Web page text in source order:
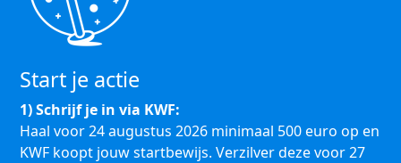
Start je actie
1) Schrijf je in via KWF:
Haal voor 24 augustus 2026 minimaal 500 euro op en
KWF koopt jouw startbewijs. Verzilver deze voor 27